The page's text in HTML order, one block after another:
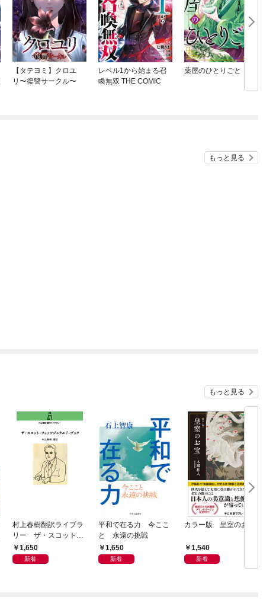
【タテヨミ】クロユ
リ〜復讐サークル〜
レベル1から始まる召
喚無双 THE COMIC
薬屋のひとりごと
もっと見る
もっと見る
村上春樹翻訳ライブラ
リー ザ・スコット・
フィッツジェラルド・
ブック
1,650
新着
平和で在る力 今ここ
と 永遠の挑戦
1,650
新着
カラー版 皇室のお宝
1,540
新着